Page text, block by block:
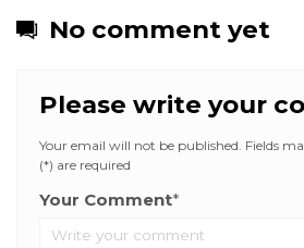
No comment yet
Please write your
Your email will not be published. Fields
(*) are required
Your Comment*